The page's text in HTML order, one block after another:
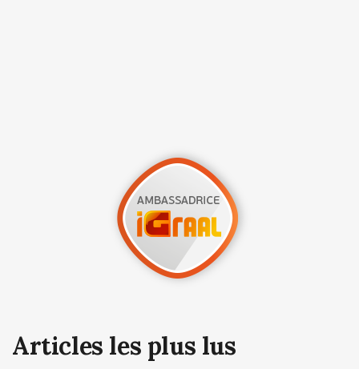
Articles les plus lus